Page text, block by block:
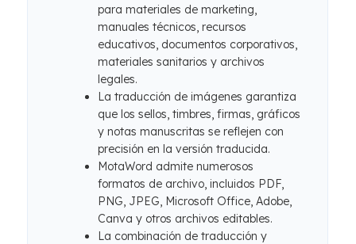
para materiales de marketing,
manuales técnicos, recursos
educativos, documentos corporativos,
materiales sanitarios y archivos
legales.
La traducción de imágenes garantiza
que los sellos, timbres, firmas, gráficos
y notas manuscritas se reflejen con
precisión en la versión traducida.
MotaWord admite numerosos
formatos de archivo, incluidos PDF,
PNG, JPEG, Microsoft Office, Adobe,
Canva y otros archivos editables.
La combinación de traducción y